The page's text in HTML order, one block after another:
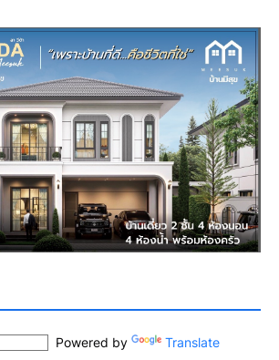
Powered by Translate